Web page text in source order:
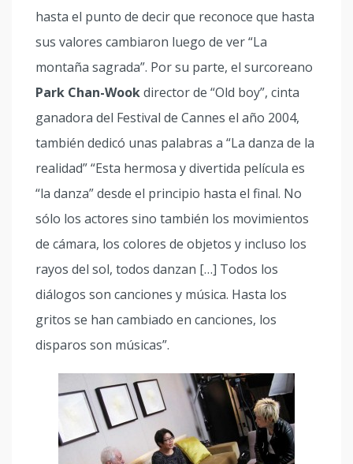
hasta el punto de decir que reconoce que hasta
sus valores cambiaron luego de ver “La
montaña sagrada”. Por su parte, el surcoreano
Park Chan-Wookdirector de “Old boy”, cinta
ganadora del Festival de Cannes el año 2004,
también dedicó unas palabras a “La danza de la
realidad” “Esta hermosa y divertida película es
“la danza” desde el principio hasta el final. No
sólo los actores sino también los movimientos
de cámara, los colores de objetos y incluso los
rayos del sol, todos danzan […] Todos los
diálogos son canciones y música. Hasta los
gritos se han cambiado en canciones, los
disparos son músicas”.